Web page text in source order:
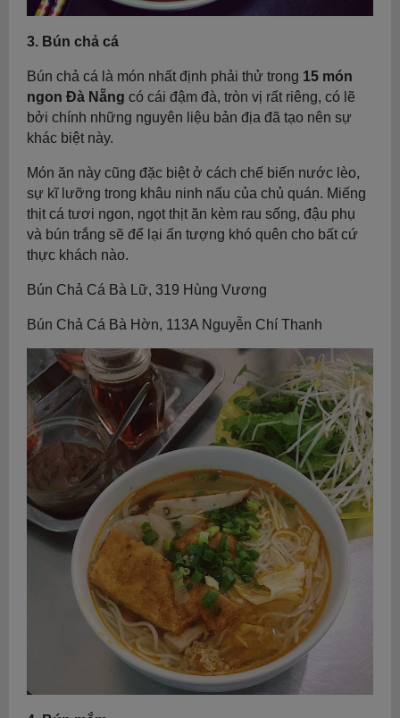
3. Bún chả cá
Bún chả cá là món nhất định phải thử trong 15 món
ngon Đà Nẵng có cái đậm đà, tròn vị rất riêng, có lẽ
bởi chính những nguyên liệu bản địa đã tạo nên sự
khác biệt này.
Món ăn này cũng đặc biệt ở cách chế biến nước lèo,
sự kĩ lưỡng trong khâu ninh nấu của chủ quán. Miếng
thịt cá tươi ngon, ngọt thịt ăn kèm rau sống, đậu phụ
và bún trắng sẽ để lại ấn tượng khó quên cho bất cứ
thực khách nào.
Bún Chả Cá Bà Lữ, 319 Hùng Vương
Bún Chả Cá Bà Hờn, 113A Nguyễn Chí Thanh